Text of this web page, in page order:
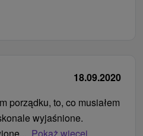
18.09.2020
porządku, to, co musiałem
wyjaśnione.